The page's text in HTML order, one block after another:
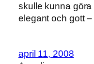
skulle kunna
elegant och gott
april 11, 2008